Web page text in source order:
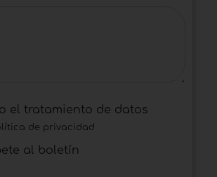
​​el tratamiento de datos
de privacidad
al boletín